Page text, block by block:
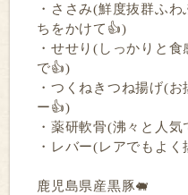
・ささみ(鮮度抜群ふ
ちをかけて👍)
・せせり(しっかりと
で👍)
・つくねきつね揚げ(
ー👍)
・薬研軟骨(沸々と人
・レバー(レアでもよく
鹿児島県産黒豚🐖